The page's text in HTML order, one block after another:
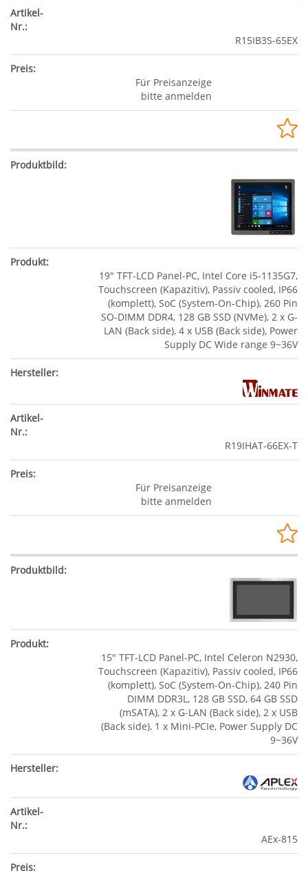
R15IB3S-65EX
Für Preisanzeige
bitte anmelden
19" TFT-LCD Panel-PC, Intel Core i5-1135G7,
Touchscreen (Kapazitiv), Passiv cooled, IP66
(komplett), SoC (System-On-Chip), 260 Pin
SO-DIMM DDR4, 128 GB SSD (NVMe), 2 x G-
LAN (Back side), 4 x USB (Back side), Power
Supply DC Wide range 9~36V
R19IHAT-66EX-T
Für Preisanzeige
bitte anmelden
15" TFT-LCD Panel-PC, Intel Celeron N2930,
Touchscreen (Kapazitiv), Passiv cooled, IP66
(komplett), SoC (System-On-Chip), 240 Pin
DIMM DDR3L, 128 GB SSD, 64 GB SSD
(mSATA), 2 x G-LAN (Back side), 2 x USB
(Back side), 1 x Mini-PCIe, Power Supply DC
9~36V
AEx-815